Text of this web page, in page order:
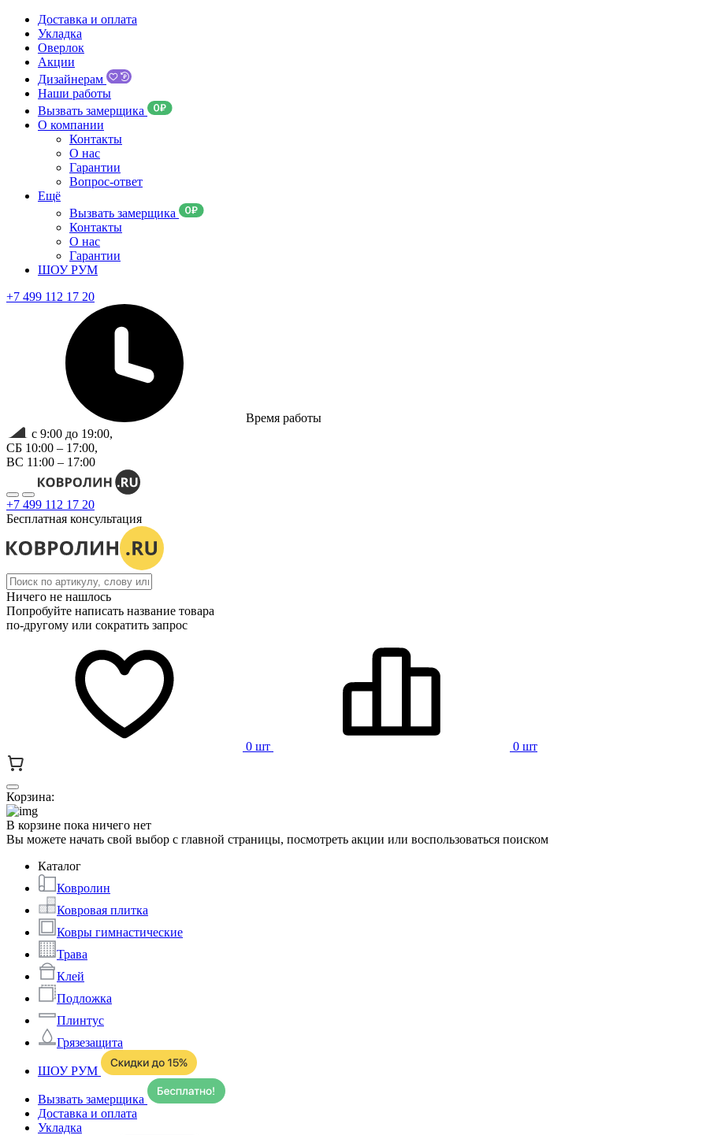
Доставка и оплата
Укладка
Оверлок
Акции
Дизайнерам
Наши работы
Вызвать замерщика
О компании
Контакты
О нас
Гарантии
Вопрос-ответ
Ещё
Вызвать замерщика
Контакты
О нас
Гарантии
ШОУ РУМ
+7 499 112 17 20
Время работы
с 9:00 до 19:00,
СБ 10:00 – 17:00,
ВС 11:00 – 17:00
+7 499 112 17 20
Бесплатная консультация
Ничего не нашлось
Попробуйте написать название товара
по-другому или сократить запрос
0 шт 0 шт
Корзина:
В корзине пока ничего нет
Вы можете начать свой выбор с главной страницы, посмотреть акции или воспользоваться поиском
Каталог
Ковролин
Ковровая плитка
Ковры гимнастические
Трава
Клей
Подложка
Плинтус
Грязезащита
ШОУ РУМ
Вызвать замерщика
Доставка и оплата
Укладка